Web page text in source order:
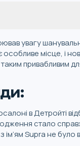
увагу
місце, і
привабливим
в Детройті
стало
ім’ям Supra не